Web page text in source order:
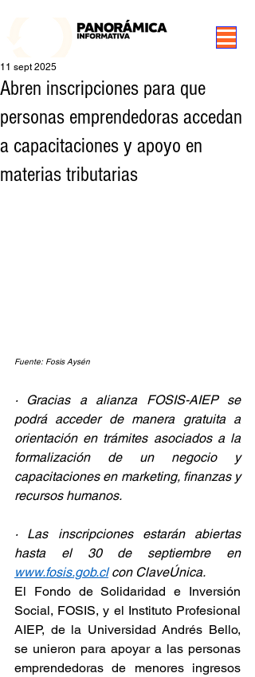
Abren inscripciones para que
personas emprendedoras accedan
a capacitaciones y apoyo en
materias tributarias
11 sept 2025
Fuente: Fosis Aysén
· Gracias a alianza FOSIS-AIEP se
podrá acceder de manera gratuita a
orientación en trámites asociados a la
formalización de un negocio y
capacitaciones en marketing, finanzas y
recursos humanos.
· Las inscripciones estarán abiertas
hasta el 30 de septiembre en
www.fosis.gob.cl con ClaveÚnica.
El Fondo de Solidaridad e Inversión
Social, FOSIS, y el Instituto Profesional
AIEP, de la Universidad Andrés Bello,
se unieron para apoyar a las personas
emprendedoras de menores ingresos